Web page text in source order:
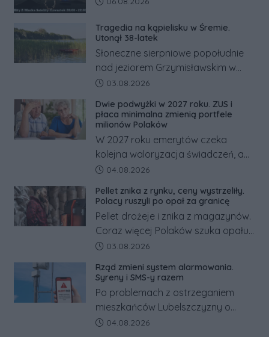
Tragedia na kąpielisku w Śremie.
Utonął 38-latek
Słoneczne sierpniowe popołudnie
nad jeziorem Grzymisławskim w
powiecie śremskim zakończyło się
odwrócić nawet natychmiastowe
działania służb ratunkowych.
Data dodania artykułu:
03.08.2026
Dwie podwyżki w 2027 roku. ZUS i
płaca minimalna zmienią portfele
milionów Polaków
W 2027 roku emerytów czeka
kolejna waloryzacja świadczeń, a
pracowników podwyżka płacy
tym zmianom zyskają.
Data dodania artykułu:
04.08.2026
Pellet znika z rynku, ceny wystrzeliły.
Polacy ruszyli po opał za granicę
Pellet drożeje i znika z magazynów.
Coraz więcej Polaków szuka opału
za granicą, gdzie bywa nawet
Co się dzieje?
Data dodania artykułu:
03.08.2026
Rząd zmieni system alarmowania.
Syreny i SMS-y razem
Po problemach z ostrzeganiem
mieszkańców Lubelszczyzny o
rosyjskim zagrożeniu rząd
Data dodania artykułu:
04.08.2026